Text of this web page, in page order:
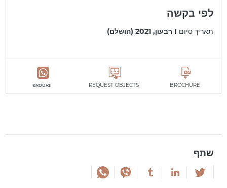
לפי בקשה
תאריך סיום I רבעון, 2021 (הושלם)
BROCHURE
REQUEST OBJECTS וואטסאפ
שתף